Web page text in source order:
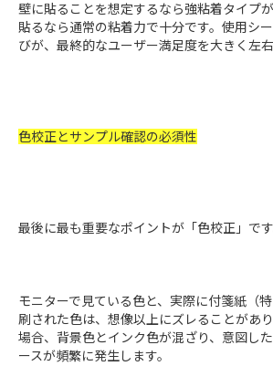
壁に貼ることを想定するなら強粘着タイプ
貼るなら通常の粘着力で十分です。使用シ
びが、最終的なユーザー満足度を大きく左右
色校正とサンプル確認の必須性
最後に最も重要なポイントが「色校正」です
モニターで見ている色と、実際に付箋紙（
刷された色は、想像以上にズレることがあ
場合、背景色とインク色が混ざり、意図し
ースが頻繁に発生します。